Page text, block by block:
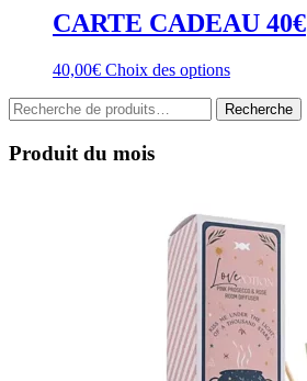
CARTE CADEAU 40€
40,00€ Choix des optionsCe
a
être
choisies
la
page
du
produit
Recherche
pour :
Recherche
Produit du mois